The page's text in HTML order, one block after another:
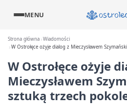
MENU
Strona główna Wiadomości
W Ostrołęce ożyje dialog z Mieczysławem
W Ostrołęce ożyje
Mieczysławem
sztuką trzech